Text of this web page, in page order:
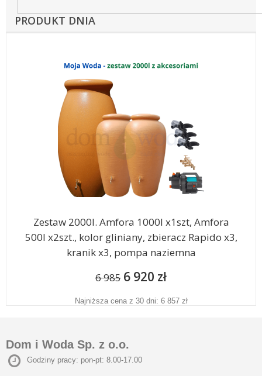
PRODUKT DNIA
Zestaw 2000l. Amfora 1000l x1szt, Amfora
500l x2szt., kolor gliniany, zbieracz Rapido x3,
kranik x3, pompa naziemna
6 985 6 920 zł
Najniższa cena z 30 dni: 6 857 zł
Dom i Woda Sp. z o.o.
Godziny pracy: pon-pt: 8.00-17.00